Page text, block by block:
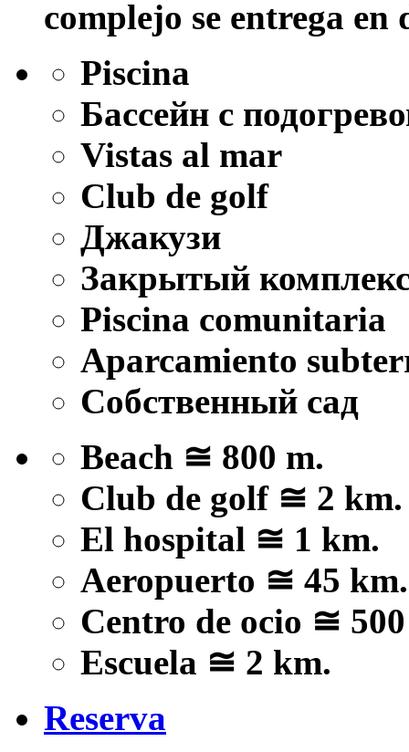
complejo se entrega en
Piscina
Бассейн с
Vistas al mar
Club de golf
Джакузи
Закрытый
Piscina comunitaria
Aparcamiento
Собственный сад
Beach ≅ 800 m.
Club de golf ≅ 2 km.
El hospital ≅ 1 km.
Aeropuerto ≅ 45 km.
Centro de ocio ≅
Escuela ≅ 2 km.
Reserva